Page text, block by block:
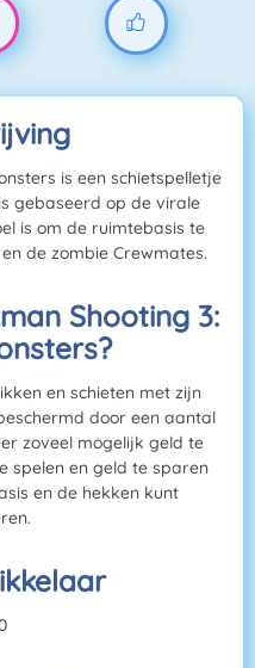
is een schietspelletje
gebaseerd op de virale
is om de ruimtebasis te
de zombie Crewmates.
Shooting 3:
en schieten met zijn
door een aantal
zoveel mogelijk geld te
spelen en geld te sparen
en de hekken kunt